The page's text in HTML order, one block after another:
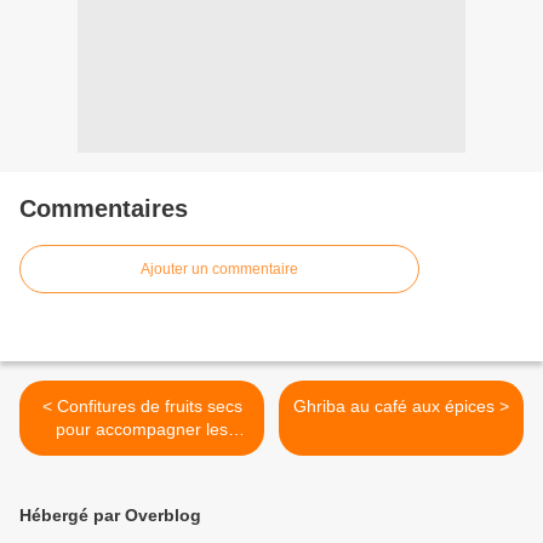
Commentaires
Ajouter un commentaire
< Confitures de fruits secs
pour accompagner les
tajines d'angeau
Ghriba au café aux épices >
Hébergé par Overblog